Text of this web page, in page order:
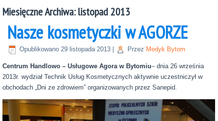
Miesięczne Archiwa:listopad 2013
Nasze kosmetyczki w AGORZE
Opublikowano 29 listopada 2013 Przez Medyk Bytom
Centrum Handlowo – Usługowe Agora w Bytomiu– dnia 26 września
2013r. wydział Technik Usług Kosmetycznych aktywnie uczestniczył w
obchodach „Dni ze zdrowiem” organizowanych przez Sanepid.